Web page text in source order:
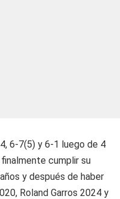
6-7(5) y 6-1 luego de 4
cumplir su
y después de haber
Roland Garros 2024 y